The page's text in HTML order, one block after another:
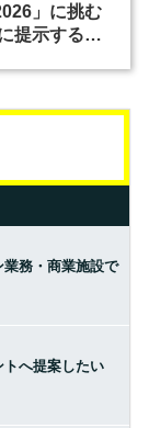
」に挑む
提示する美
務・商業施設で
へ提案したい